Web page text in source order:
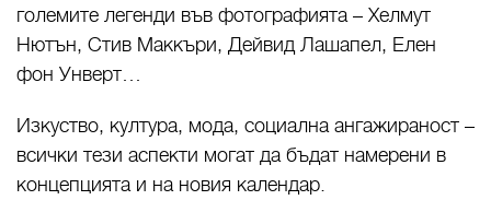
големите легенди във фотографията – Хелмут
Нютън, Стив Маккъри, Дейвид Лашапел, Елен
фон Унверт…
Изкуство, култура, мода, социална ангажираност –
всички тези аспекти могат да бъдат намерени в
концепцията и на новия календар.